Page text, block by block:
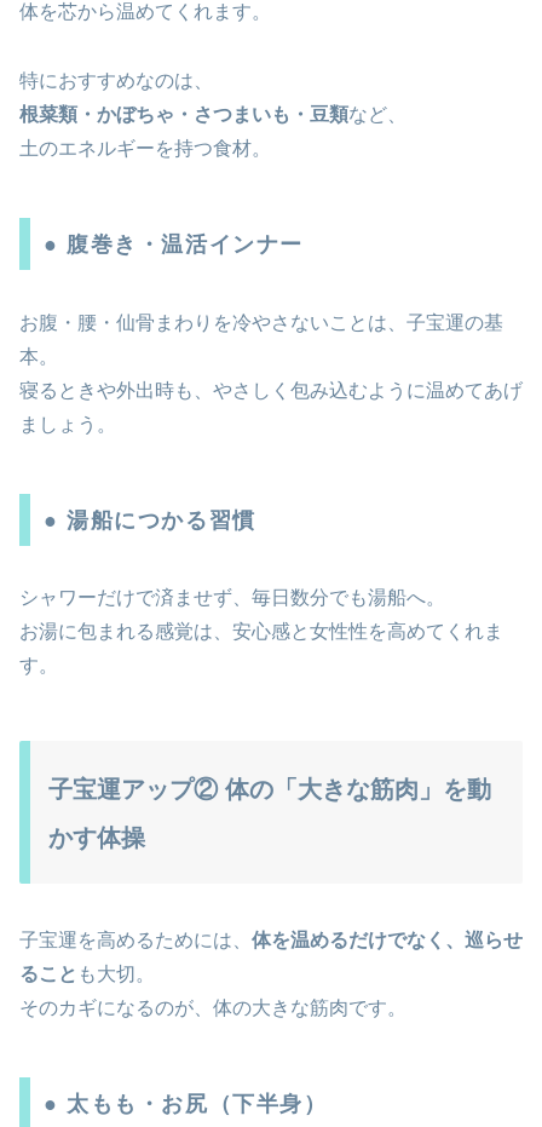
体を芯から温めてくれます。
特におすすめなのは、
根菜類・かぼちゃ・さつまいも・豆類など、
土のエネルギーを持つ食材。
● 腹巻き・温活インナー
お腹・腰・仙骨まわりを冷やさないことは、子宝運の基
本。
寝るときや外出時も、やさしく包み込むように温めてあげ
ましょう。
● 湯船につかる習慣
シャワーだけで済ませず、毎日数分でも湯船へ。
お湯に包まれる感覚は、安心感と女性性を高めてくれま
す。
子宝運アップ② 体の「大きな筋肉」を動
かす体操
子宝運を高めるためには、 体を温めるだけでなく、巡らせ
ること も大切。
そのカギになるのが、体の大きな筋肉です。
● 太もも・お尻（下半身）